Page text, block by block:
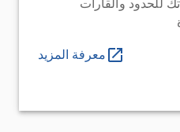
للحدود والقارات
معرفة المزيد